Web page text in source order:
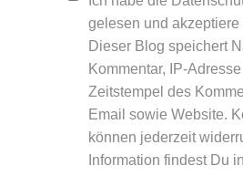
gelesen und akzeptiere
Dieser Blog speichert
Kommentar, IP-
Zeitstempel des
Email sowie Website.
können jederzeit
Information findest Du